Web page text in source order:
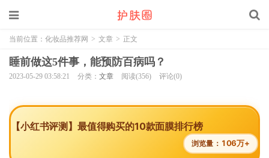
当前位置： 化妆品推荐网 > 文章 > 正文
睡前做这5件事，能预防百病吗？
2023-05-29 03:58:21 分类： 文章 阅读(356) 评论(0)
【小红书评测】最值得购买的10款面膜排行榜
浏览量： 106万+